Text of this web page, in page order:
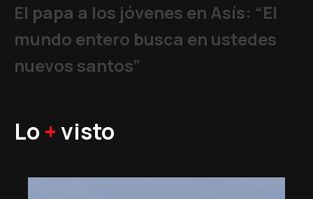
El papa a los jóvenes en Asís: “El
mundo entero busca en ustedes
nuevos santos”
Lo +visto